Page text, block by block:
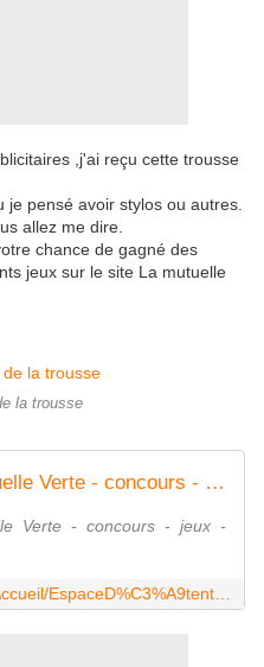
,j'ai reçu cette trousse
pensé avoir stylos ou autres.
allez me dire.
chance de gagné des
jeux sur le site La mutuelle
la trousse
Espace Détente - La Mutuelle Verte - concours - jeux - question - réponse
Verte - concours - jeux -